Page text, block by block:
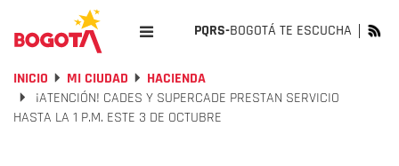
PQRS-BOGOTÁ TE ESCUCHA
INICIO MI CIUDAD
HACIENDA
¡ATENCIÓN! CADES Y SUPERCADE PRESTAN SERVICIO
HASTA LA 1 P.M. ESTE 3 DE OCTUBRE